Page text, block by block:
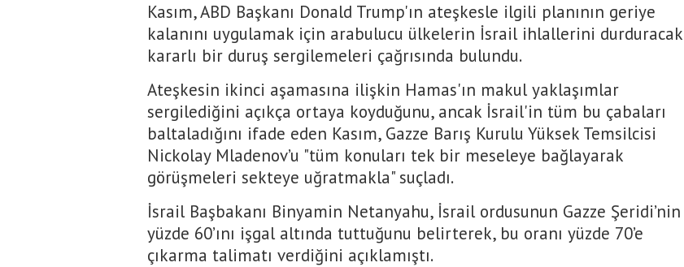
Kasım, ABD Başkanı Donald Trump'ın ateşkesle ilgili planının geriye
kalanını uygulamak için arabulucu ülkelerin İsrail ihlallerini durduracak
kararlı bir duruş sergilemeleri çağrısında bulundu.
Ateşkesin ikinci aşamasına ilişkin Hamas'ın makul yaklaşımlar
sergilediğini açıkça ortaya koyduğunu, ancak İsrail'in tüm bu çabaları
baltaladığını ifade eden Kasım, Gazze Barış Kurulu Yüksek Temsilcisi
Nickolay Mladenov’u "tüm konuları tek bir meseleye bağlayarak
görüşmeleri sekteye uğratmakla" suçladı.
İsrail Başbakanı Binyamin Netanyahu, İsrail ordusunun Gazze Şeridi’nin
yüzde 60’ını işgal altında tuttuğunu belirterek, bu oranı yüzde 70’e
çıkarma talimatı verdiğini açıklamıştı.